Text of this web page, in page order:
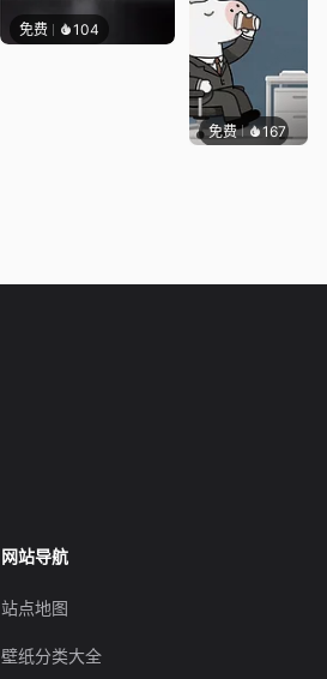
免费 104
免费 167渔小小
网站导航
站点地图
壁纸分类大全